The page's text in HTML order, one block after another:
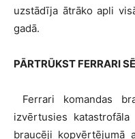
uzstādīja ātrāko apli
gadā.
PĀRTRŪKST FERRARI
Ferrari komandas
izvērtusies
braucēji kopvērtējumā